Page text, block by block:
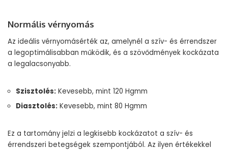
Normális vérnyomás
Az ideális vérnyomásérték az, amelynél a szív- és érrendszer
a legoptimálisabban működik, és a szövődmények kockázata
a legalacsonyabb.
Szisztolés: Kevesebb, mint 120 Hgmm
Diasztolés: Kevesebb, mint 80 Hgmm
Ez a tartomány jelzi a legkisebb kockázatot a szív- és
érrendszeri betegségek szempontjából. Az ilyen értékekkel